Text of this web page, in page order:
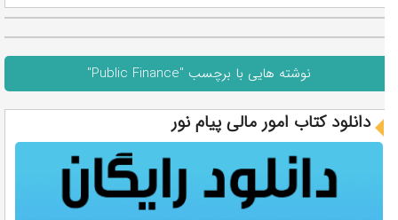
نوشته هایی با برچسب "Public Finance"
دانلود کتاب امور مالی پیام نور